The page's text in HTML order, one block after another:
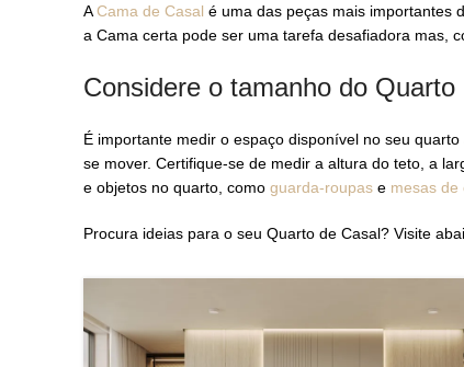
ACama de Casal é uma das peças mais importantes
a Cama certa pode ser uma tarefa desafiadora mas,
Considere o tamanho do Quarto
É importante medir o espaço disponível no seu
se mover. Certifique-se de medir a altura do teto, a
e objetos no quarto, como guarda-roupas e mesas de
Procura ideias para o seu Quarto de Casal? Visite